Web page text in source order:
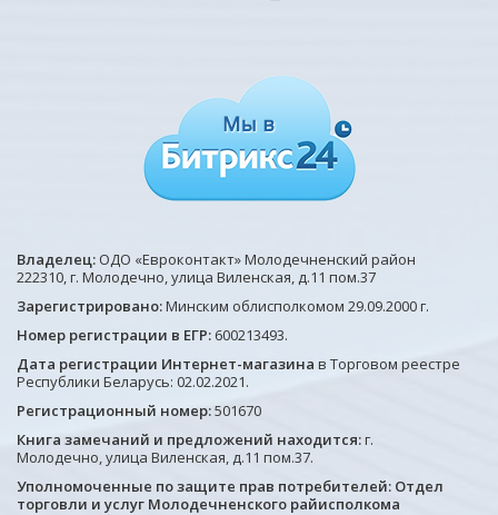
Владелец: ОДО «Евроконтакт» Молодечненский район
222310, г. Молодечно, улица Виленская, д.11 пом.37
Зарегистрировано:Минским облисполкомом 29.09.2000 г.
Номер регистрации в ЕГР: 600213493.
Дата регистрации Интернет-магазина в Торговом реестре
Республики Беларусь: 02.02.2021.
Регистрационный номер:501670
Книга замечаний и предложений находится:г.
Молодечно, улица Виленская, д.11 пом.37.
Уполномоченные по защите прав потребителей: Отдел
торговли и услуг Молодечненского райисполкома